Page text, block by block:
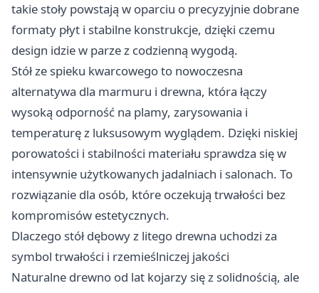
takie stoły powstają w oparciu o precyzyjnie dobrane
formaty płyt i stabilne konstrukcje, dzięki czemu
design idzie w parze z codzienną wygodą.
Stół ze spieku kwarcowego to nowoczesna
alternatywa dla marmuru i drewna, która łączy
wysoką odporność na plamy, zarysowania i
temperaturę z luksusowym wyglądem. Dzięki niskiej
porowatości i stabilności materiału sprawdza się w
intensywnie użytkowanych jadalniach i salonach. To
rozwiązanie dla osób, które oczekują trwałości bez
kompromisów estetycznych.
Dlaczego stół dębowy z litego drewna uchodzi za
symbol trwałości i rzemieślniczej jakości
Naturalne drewno od lat kojarzy się z solidnością, ale